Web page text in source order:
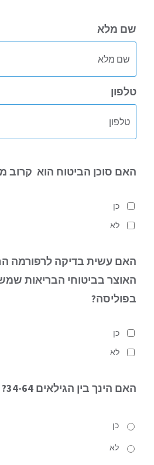
שם מלא
טלפון
האם סוכן הביטוח הוא קרוב
כן
לא
האם עשית בדיקה לרפורמה
האוצר בביטוחי הבריאות
בפוליסה?
כן
לא
האם הינך בין הגילאים 34-64?
כן
לא